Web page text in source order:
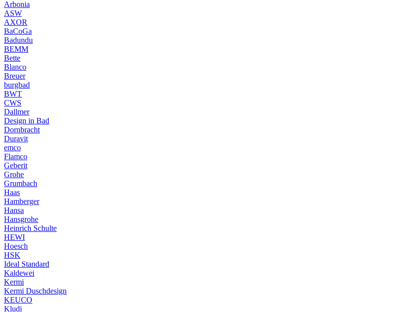
Arbonia
ASW
AXOR
BaCoGa
Badundu
BEMM
Bette
Blanco
Breuer
burgbad
BWT
CWS
Dallmer
Design in Bad
Dornbracht
Duravit
emco
Flamco
Geberit
Grohe
Grumbach
Haas
Hamberger
Hansa
Hansgrohe
Heinrich Schulte
HEWI
Hoesch
HSK
Ideal Standard
Kaldewei
Kermi
Kermi Duschdesign
KEUCO
Kludi